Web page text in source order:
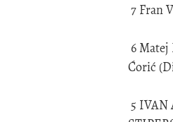
7 Fran
6 Matej
Ćorić
5 IVAN